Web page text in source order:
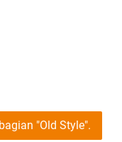
"Old Style".